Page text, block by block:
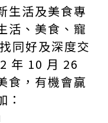
活及美食專
活、美食、寵
同好及深度交
年 10 月 26
食，有機會贏